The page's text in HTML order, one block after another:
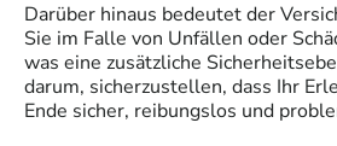
Darüber hinaus bedeutet der
Sie im Falle von Unfällen oder
was eine zusätzliche
darum, sicherzustellen, dass Ihr
Ende sicher, reibungslos und